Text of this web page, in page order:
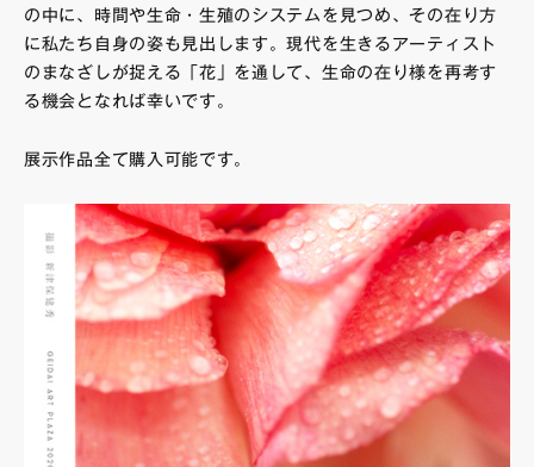
の中に、時間や生命・生殖のシステムを見つめ、その在り方
に私たち自身の姿も見出します。現代を生きるアーティスト
のまなざしが捉える「花」を通して、生命の在り様を再考す
る機会となれば幸いです。
展示作品全て購入可能です。